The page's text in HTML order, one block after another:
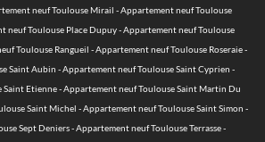
neuf Toulouse Mirail -Appartement neuf Toulouse
neuf Toulouse Place Dupuy-Appartement neuf Toulouse
Toulouse Rangueil -Appartement neuf Toulouse Roseraie-
Saint Aubin -Appartement neuf Toulouse Saint Cyprien -
Saint Etienne-Appartement neuf Toulouse Saint Martin Du
Saint Michel -Appartement neuf Toulouse Saint Simon -
Sept Deniers-Appartement neuf Toulouse Terrasse-